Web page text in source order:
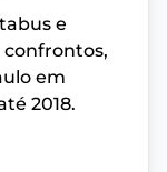
e
confrontos,
em
2018.